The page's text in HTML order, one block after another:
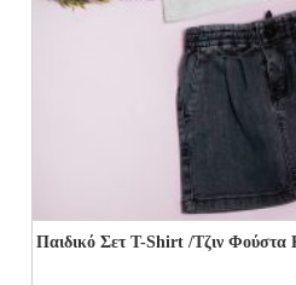
Παιδικό Σετ T-Shirt /Τζιν Φούστα